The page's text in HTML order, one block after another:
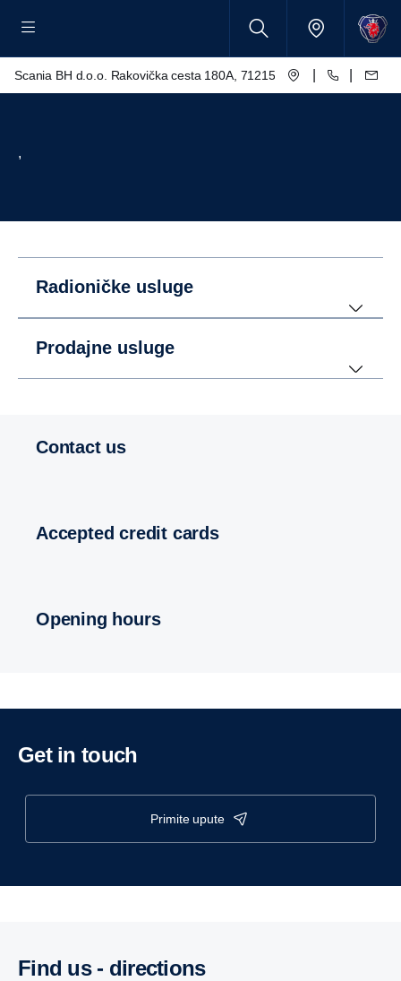
Scania BH d.o.o. Rakovička cesta 180A, 71215 Blažuj - Sarajevo
,
Radioničke usluge
Prodajne usluge
Contact us
Accepted credit cards
Opening hours
Get in touch
primite upute
Find us - directions